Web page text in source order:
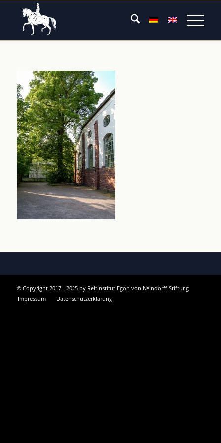
© Copyright 2017 - 2025 by Reitinstitut Egon von Neindorff-Stiftung
Impressum
Datenschutzerklärung